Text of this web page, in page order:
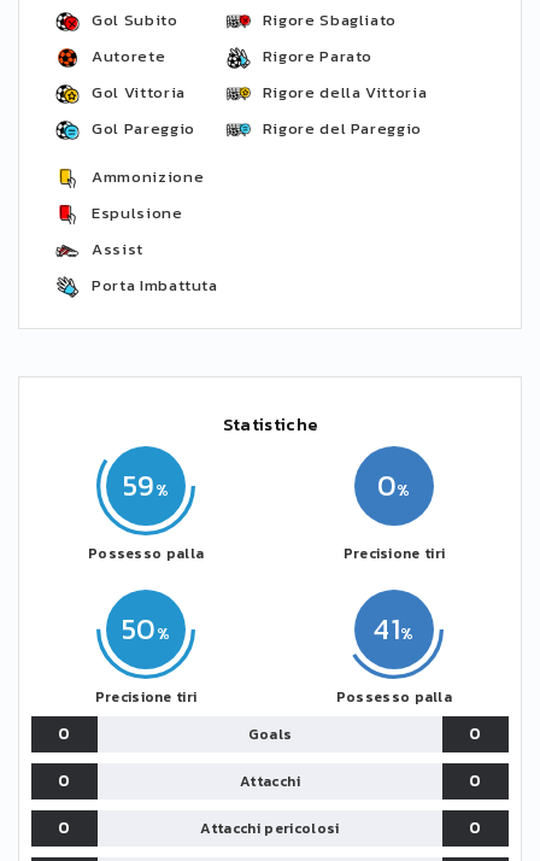
Gol Subito
Autorete
Gol Vittoria
Gol Pareggio
Rigore Sbagliato
Rigore Parato
Rigore della Vittoria
Rigore del Pareggio
Ammonizione
Espulsione
Assist
Porta Imbattuta
Statistiche
59
Possesso palla
50
Precisione tiri
41
Possesso palla
0
Precisione tiri
0 Goals
0
0
Attacchi
0
0
Attacchi pericolosi 0